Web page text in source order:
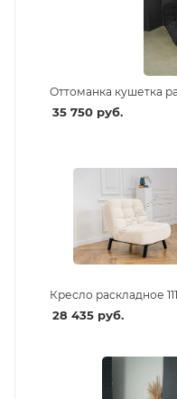
Оттоманка кушетка
35 750руб.
Кресло раскладное
28 435руб.